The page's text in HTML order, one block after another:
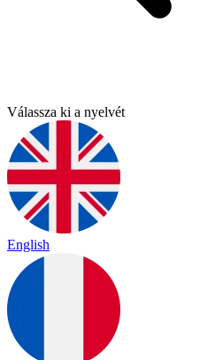
Válassza ki a nyelvét
English